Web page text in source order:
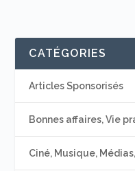
CATÉGORIES
Articles Sponsorisés
Bonnes affaires, Vie
Ciné, Musique,